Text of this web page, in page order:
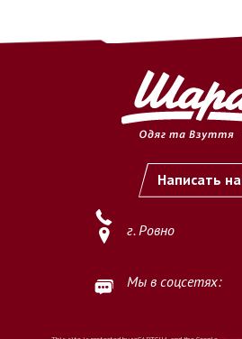
Написать
г. Ровно
Мы в соцсетях: